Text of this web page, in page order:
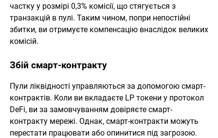
частку у розмірі 0,3% комісії, що стягується з
транзакцій в пулі. Таким чином, попри непостійні
збитки, ви отримуєте компенсацію внаслідок великих
комісій.
Збій смарт-контракту
Пули ліквідності управляються за допомогою смарт-
контрактів. Коли ви вкладаєте LP токени у протокол
DeFi, ви за замовчуванням довіряєте смарт-
контракту мережі. Однак, смарт-контракти можуть
перестати працювати або опинитися під загрозою.